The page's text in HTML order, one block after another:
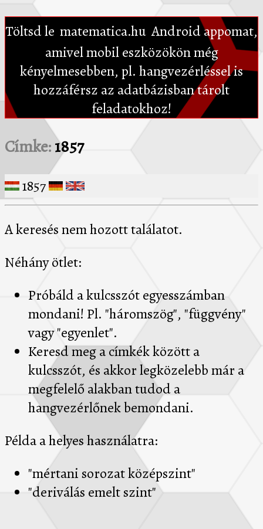
Töltsd le matematica.hu Android appomat,
amivel mobil eszközökön még
kényelmesebben, pl. hangvezérléssel is
hozzáférsz az adatbázisban tárolt
feladatokhoz!
Címke:1857
1857
A keresés nem hozott találatot.
Néhány ötlet:
Próbáld a kulcsszót egyesszámban
mondani! Pl. "háromszög", "függvény"
vagy "egyenlet".
Keresd meg a címkék között a
kulcsszót, és akkor legközelebb már a
megfelelő alakban tudod a
hangvezérlőnek bemondani.
Példa a helyes használatra:
"mértani sorozat középszint"
"deriválás emelt szint"